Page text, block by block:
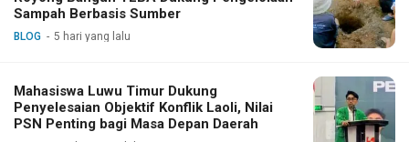
Sampah Berbasis Sumber
BLOG 5 hari yang lalu
Mahasiswa Luwu Timur Dukung
Penyelesaian Objektif Konflik Laoli, Nilai
PSN Penting bagi Masa Depan Daerah